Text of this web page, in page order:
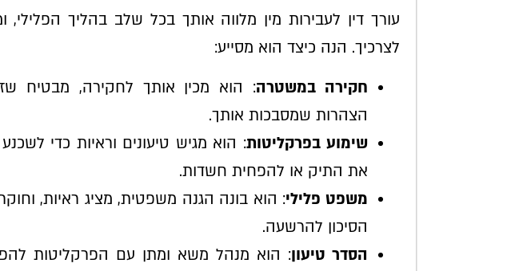
עורך דין לעבירות מין מלווה אותך בכל שלב בהליך
לצרכיך. הנה כיצד הוא מסייע:
חקירה במשטרה: הוא מכין אותך לחקירה, מבטיח
הצהרות שמסבכות אותך.
שימוע בפרקליטות: הוא מגיש טיעונים וראיות כדי
את התיק או להפחית חשדות.
משפט פלילי: הוא בונה הגנה משפטית, מציג ראיות,
הסיכון להרשעה.
הסדר טיעון: הוא מנהל משא ומתן עם הפרקליטות